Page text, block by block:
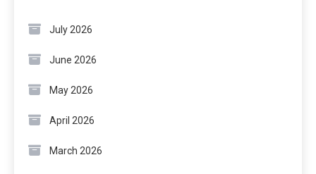
July 2026
June 2026
May 2026
April 2026
March 2026